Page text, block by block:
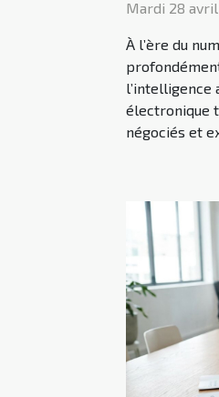
Mardi 28
À l’ère du
l’intelligence
électronique
négociés et